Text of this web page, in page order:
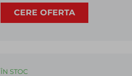
CERE OFERTA
ÎN STOC